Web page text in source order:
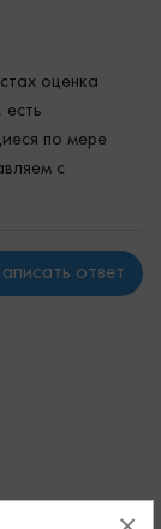
оценка
по мере
с
ответ